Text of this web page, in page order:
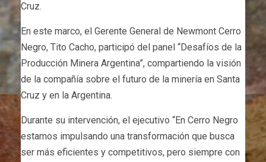
Cruz.
En este marco, el Gerente General de Newmont Cerro
Negro, Tito Cacho, participó del panel “Desafíos de la
Producción Minera Argentina”, compartiendo la visión
de la compañía sobre el futuro de la minería en Santa
Cruz y en la Argentina.
Durante su intervención, el ejecutivo “En Cerro Negro
estamos impulsando una transformación que busca
ser más eficientes y competitivos, pero siempre con